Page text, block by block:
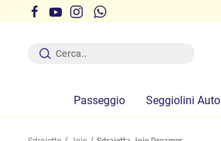
gratuite sopra i 29,90 euro!
Passeggio Seggiolini Auto